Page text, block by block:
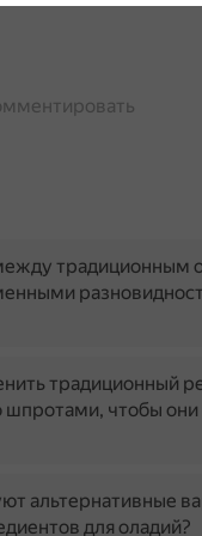
традиционным
традиционный
шпротами, чтобы
альтернативные
для оладий?